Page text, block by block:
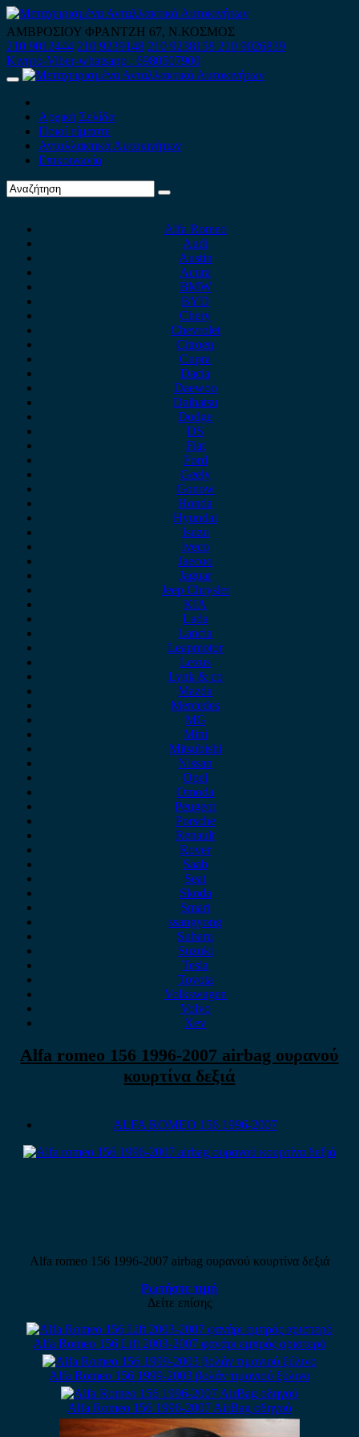
Skip
to
content
ΑΜΒΡΟΣΙΟΥ ΦΡΑΝΤΖΗ 67, Ν.ΚΟΣΜΟΣ
210 9012444 210 9239148 210 9238158 210 9026839
Κινητό-Viber-whatsapp : 6980507900
Primary
Αρχική Σελίδα
Ποιοί είμαστε
Ανταλλακτικά Αυτοκινήτων
Επικοινωνία
Alfa Romeo
Audi
Austin
Acura
BMW
BYD
Chery
Chevrolet
Citroen
Cupra
Dacia
Daewoo
Daihatsu
Dodge
DS
Fiat
Ford
Geely
Gonow
Honda
Hyundai
Isuzu
iveco
Jaecoo
Jaguar
Jeep Chrysler
KIA
Lada
Lancia
Leapmotor
Lexus
Lynk & co
Mazda
Mercedes
MG
Mini
Mitsubishi
Nissan
Opel
Omoda
Peugeot
Porsche
Renault
Rover
Saab
Seat
Skoda
Smart
ssangyong
Subaru
Suzuki
Tesla
Toyota
Volkswagen
Volvo
Xev
Alfa romeo 156 1996-2007 airbag ουρανού
κουρτίνα δεξιά
ALFA ROMEO 156 1996-2007
Alfa romeo 156 1996-2007 airbag ουρανού κουρτίνα δεξιά
Ρωτήστε τιμή
Δείτε επίσης
Alfa Romeo 156 Lift 2003-2007 φανάρι εμπρός αριστερό
Alfa Romeo 156 1999-2003 βολάν τιμονιού ξύλινο
Alfa Romeo 156 1996-2007 AirBag οδηγού